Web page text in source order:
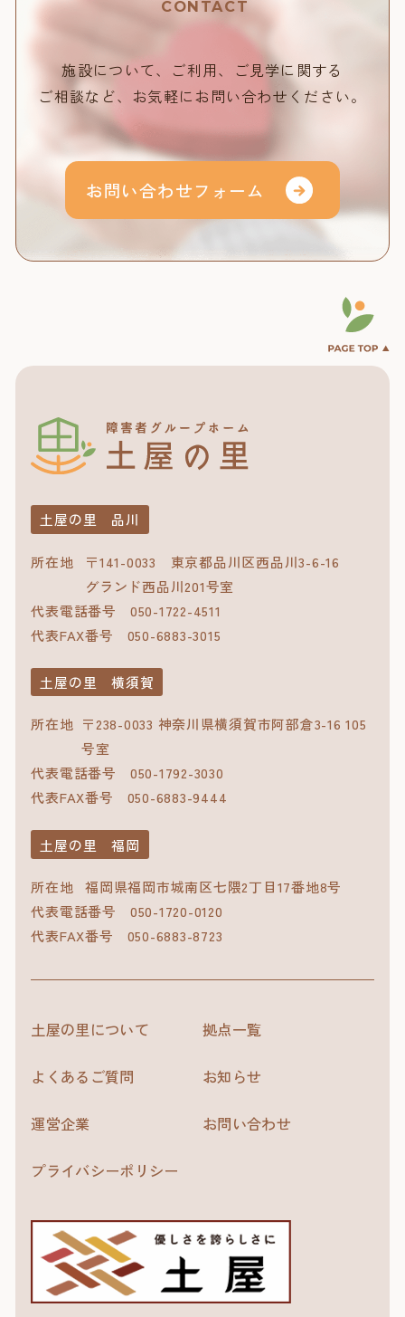
CONTACT
施設について、ご利用、ご見学に関する
ご相談など、 お気軽にお問い合わせください。
お問い合わせフォーム
土屋の里 品川
所在地
〒141-0033 東京都品川区西品川3-6-16
グランド西品川201号室
代表電話番号
050-1722-4511
代表FAX番号
050-6883-3015
土屋の里 横須賀
所在地 〒238-0033 神奈川県横須賀市阿部倉3-16 105
号室
代表電話番号
050-1792-3030
代表FAX番号
050-6883-9444
土屋の里 福岡
所在地
福岡県福岡市城南区七隈2丁目17番地8号
代表電話番号
050-1720-0120
代表FAX番号
050-6883-8723
土屋の里について 拠点一覧
よくあるご質問 お知らせ
運営企業 お問い合わせ
プライバシーポリシー